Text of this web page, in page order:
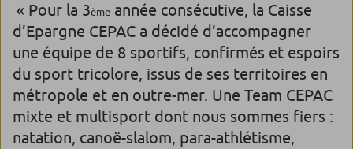
« Pour la 3ème année consécutive, la Caisse
d’Epargne CEPAC a décidé d’accompagner
une équipe de 8 sportifs, confirmés et espoirs
du sport tricolore, issus de ses territoires en
métropole et en outre-mer. Une Team CEPAC
mixte et multisport dont nous sommes fiers :
natation, canoë-slalom, para-athlétisme,